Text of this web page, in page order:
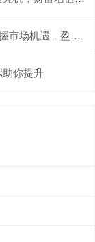
，盈享财富未来
你提升